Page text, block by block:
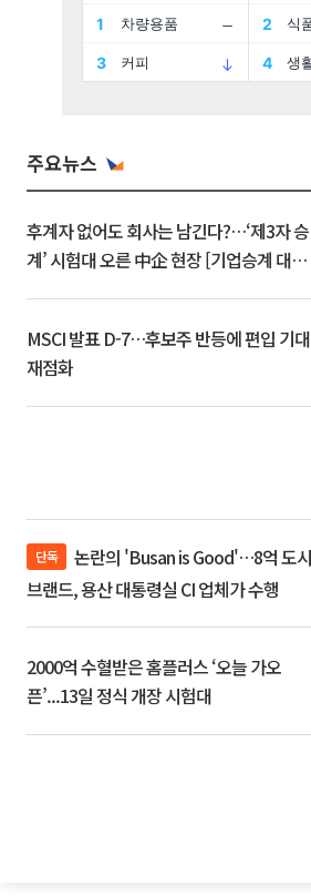
주요뉴스
후계자 없어도 회사는 남긴다?…‘제3자 승
계’ 시험대 오른 中企 현장 [기업승계 대전
MSCI 발표 D-7…후보주 반등에 편입 기대
재점화
단독
브랜드, 용산 대통령실 CI 업체가 수행
2000억 수혈받은 홈플러스 ‘오늘 가오
픈’...13일 정식 개장 시험대